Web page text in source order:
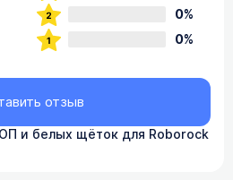
0%
0%
и белых щёток для Roborock
отзыв